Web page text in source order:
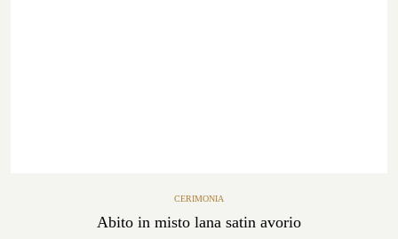
CERIMONIA
Abito in misto lana satin avorio